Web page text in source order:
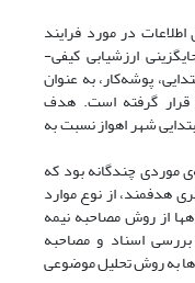
در مورد فرایند
ارزشیابی کیفی-
پوشه‌کار، به عنوان
قرار گرفته ‌است. هدف
شهر اهواز نسبت به
موردی چندگانه بود که
هدفمند، از نوع موارد
از روش مصاحبه نیمه
بررسی اسناد و مصاحبه
به روش تحلیل موضوعی